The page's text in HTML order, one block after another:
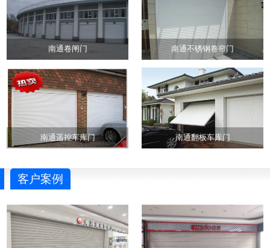
南通卷闸门 南通不锈钢卷帘门
南通遥控车库门 南通翻板车库门
客户案例